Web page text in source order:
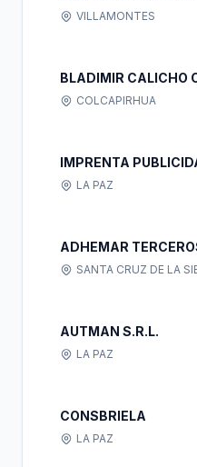
VILLAMONTES
BLADIMIR CALICHO
COLCAPIRHUA
IMPRENTA
LA PAZ
ADHEMAR
SANTA CRUZ DE LA
AUTMAN S.R.L.
LA PAZ
CONSBRIELA
LA PAZ